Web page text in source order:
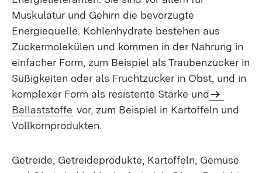
Muskulatur und Gehirn die bevorzugte
Energiequelle. Kohlenhydrate bestehen aus
Zuckermolekülen und kommen in der Nahrung in
einfacher Form, zum Beispiel als Traubenzucker in
Süßigkeiten oder als Fruchtzucker in Obst, und in
komplexer Form als resistente Stärke und
Ballaststoffe vor, zum Beispiel in Kartoffeln und
Vollkornprodukten.
Getreide, Getreideprodukte, Kartoffeln, Gemüse